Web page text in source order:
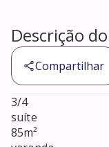
Descrição
Compartilhar
3/4
suíte
85m²